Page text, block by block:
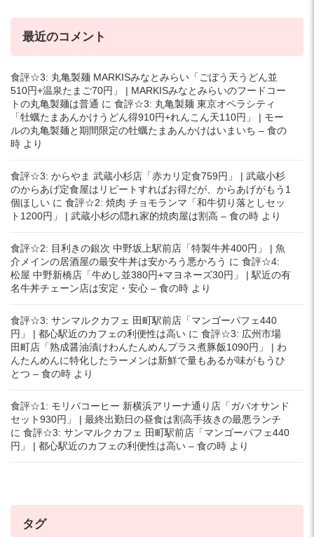
最近のコメント
食評☆3: 丸亀製麺 MARKISみなとみらい「ごぼう天うどん並
510円+温泉たまご70円」 | MARKISみなとみらいのフードコー
トの丸亀製麺は普通 に 食評☆3: 丸亀製麺 東京オペラシティ
「牡蠣たまあんかけうどん得910円+れんこん天110円」 | モー
ルの丸亀製麺と期間限定の牡蠣たまあんかけはいまいち – 食の
時 より
食評☆3: からやま 武蔵小杉店「赤カリ定食759円」 | 武蔵小杉
のからあげ定食屋はリピートすればお得だが、からあげがもう1
個ほしい に 食評☆2: 焼肉 チョモランマ「和牛切り落としセッ
ト1200円」 | 武蔵小杉の隠れ家的焼肉屋は割高 – 食の時 より
食評☆2: 目利きの銀次 中野坂上駅前店「特製牛丼400円」 | 魚
介メインの居酒屋の最安牛丼は安かろう悪かろう に 食評☆4:
松屋 中野新橋店「牛めし並380円+マヨネーズ30円」 | 駅近の有
名牛丼チェーン店は安定・安心 – 食の時 より
食評☆3: サンマルクカフェ 田町駅前店「マンゴーパフェ440
円」 | 都心駅近のカフェの利便性は高い に 食評☆3: 広州市場
田町店「熟成醤油漬けわんたんめんプラス煮豚飯1090円」 | わ
んたんめんに特化したラーメンは新鮮で量もあるが味がもうひ
とつ – 食の時 より
食評☆1: モリバコーヒー 新横浜アリーナ通り店「ガバオサンド
セット930円」 | 最終出勤日の昼食は割高手抜きの最悪ランチ
に 食評☆3: サンマルクカフェ 田町駅前店「マンゴーパフェ440
円」 | 都心駅近のカフェの利便性は高い – 食の時 より
タグ